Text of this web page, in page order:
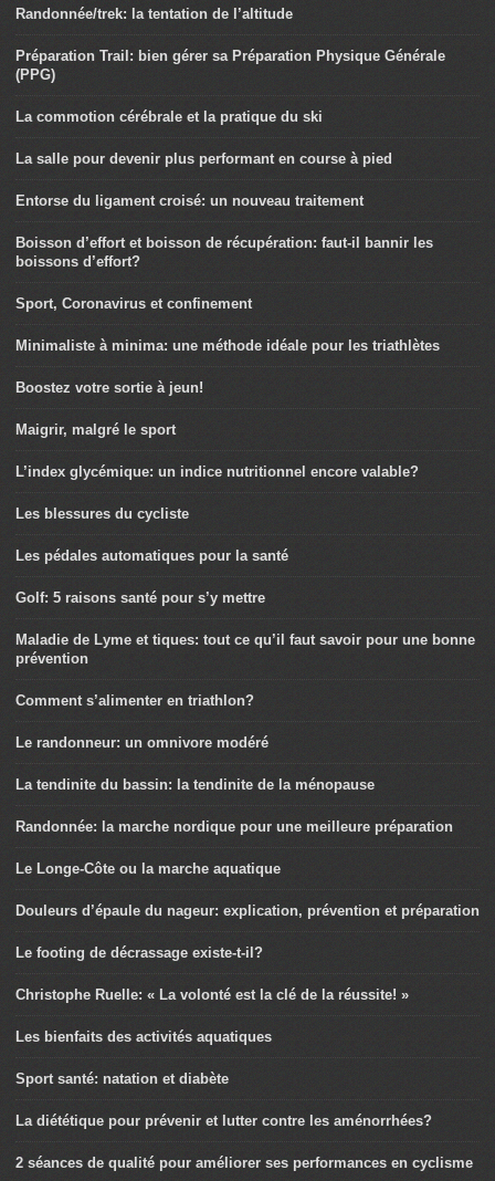
Randonnée/trek: la tentation de l’altitude
Préparation Trail: bien gérer sa Préparation Physique Générale
(PPG)
La commotion cérébrale et la pratique du ski
La salle pour devenir plus performant en course à pied
Entorse du ligament croisé: un nouveau traitement
Boisson d’effort et boisson de récupération: faut-il bannir les
boissons d’effort?
Sport, Coronavirus et confinement
Minimaliste à minima: une méthode idéale pour les triathlètes
Boostez votre sortie à jeun!
Maigrir, malgré le sport
L’index glycémique: un indice nutritionnel encore valable?
Les blessures du cycliste
Les pédales automatiques pour la santé
Golf: 5 raisons santé pour s’y mettre
Maladie de Lyme et tiques: tout ce qu’il faut savoir pour une bonne
prévention
Comment s’alimenter en triathlon?
Le randonneur: un omnivore modéré
La tendinite du bassin: la tendinite de la ménopause
Randonnée: la marche nordique pour une meilleure préparation
Le Longe-Côte ou la marche aquatique
Douleurs d’épaule du nageur: explication, prévention et préparation
Le footing de décrassage existe-t-il?
Christophe Ruelle: « La volonté est la clé de la réussite! »
Les bienfaits des activités aquatiques
Sport santé: natation et diabète
La diététique pour prévenir et lutter contre les aménorrhées?
2 séances de qualité pour améliorer ses performances en cyclisme